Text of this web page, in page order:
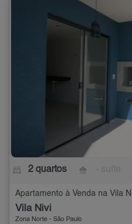
2 quartos
Apartamento à Venda na Vila
Vila Nivi
Zona Norte - São Paulo